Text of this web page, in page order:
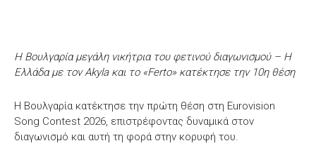
Η Βουλγαρία μεγάλη νικήτρια του φετινού διαγωνισμού – H
Ελλάδα με τον Akyla και το «Ferto» κατέκτησε την 10η θέση
Η Βουλγαρία κατέκτησε την πρώτη θέση στη Eurovision
Song Contest 2026, επιστρέφοντας δυναμικά στον
διαγωνισμό και αυτή τη φορά στην κορυφή του.